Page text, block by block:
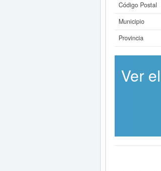
Código Postal
Municipio
Provincia
Ver